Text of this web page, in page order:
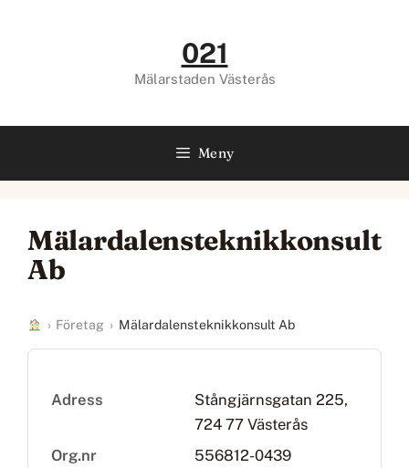
021
Mälarstaden Västerås
Meny
Mälardalensteknikkonsult
Ab
› Företag › Mälardalensteknikkonsult Ab
Adress
Stångjärnsgatan 225,
724 77 Västerås
Org.nr
556812-0439